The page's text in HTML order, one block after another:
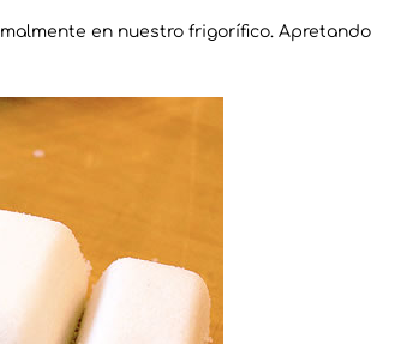
en nuestro frigorífico. Apretando